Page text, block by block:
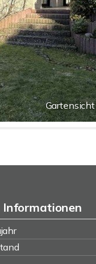
Informationen